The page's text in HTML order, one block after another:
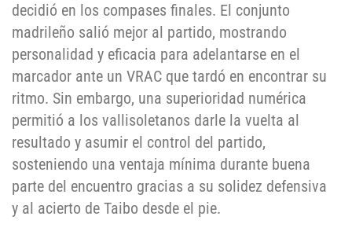
decidió en los compases finales. El conjunto
madrileño salió mejor al partido, mostrando
personalidad y eficacia para adelantarse en el
marcador ante un VRAC que tardó en encontrar su
ritmo. Sin embargo, una superioridad numérica
permitió a los vallisoletanos darle la vuelta al
resultado y asumir el control del partido,
sosteniendo una ventaja mínima durante buena
parte del encuentro gracias a su solidez defensiva
y al acierto de Taibo desde el pie.